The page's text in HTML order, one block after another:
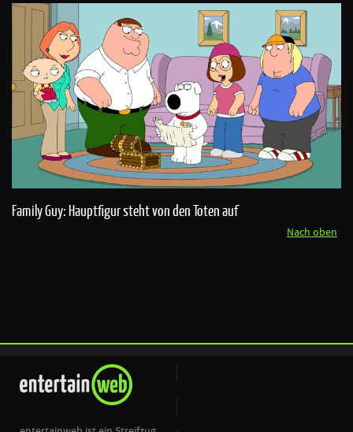
Family Guy: Hauptfigur steht von den Toten auf
Nach oben